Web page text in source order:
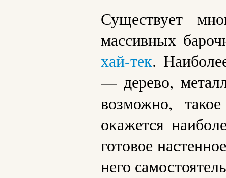
Существует
массивных
хай-тек.
— дерево,
возможно,
окажется
готовое
него